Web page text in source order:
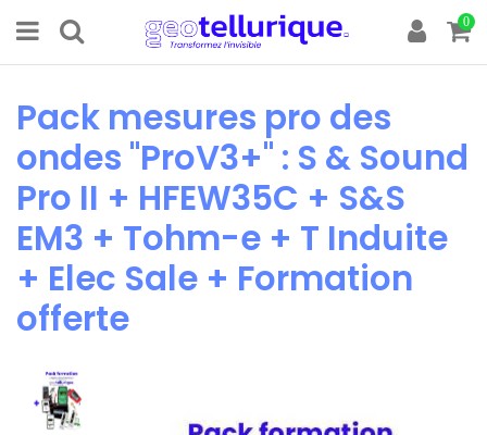
0
Pack mesures pro des
ondes "ProV3+" : S & Sound
Pro II + HFEW35C + S&S
EM3 + Tohm-e + T Induite
+ Elec Sale + Formation
offerte